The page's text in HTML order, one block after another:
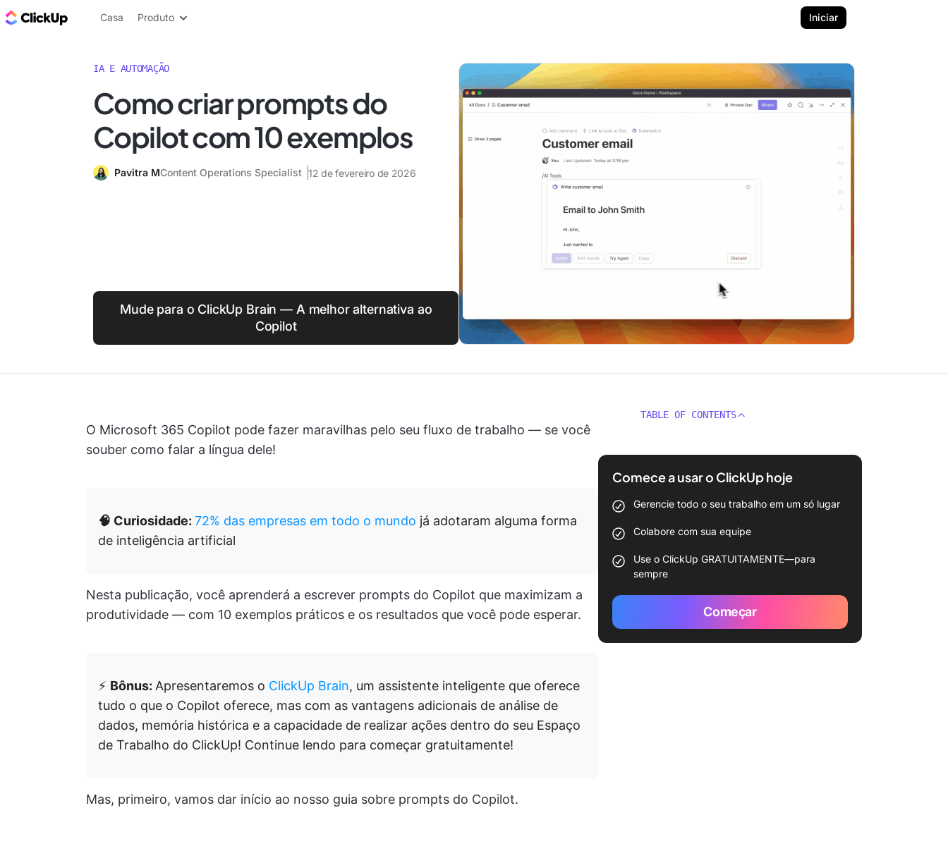
ClickUp Blogue
Casa Produto Iniciar
IA E AUTOMAÇÃO
Como criar prompts do
Copilot com 10 exemplos
Pavitra MContent Operations Specialist 12 de fevereiro de 2026
Mude para o ClickUp Brain — A melhor alternativa ao
Copilot
O Microsoft 365 Copilot pode fazer maravilhas pelo seu fluxo de trabalho — se você
souber como falar a língua dele!
🧠 Curiosidade: 72% das empresas em todo o mundo já adotaram alguma forma
de inteligência artificial
Nesta publicação, você aprenderá a escrever prompts do Copilot que maximizam a
produtividade — com 10 exemplos práticos e os resultados que você pode esperar.
⚡️ Bônus: Apresentaremos o ClickUp Brain, um assistente inteligente que oferece
tudo o que o Copilot oferece, mas com as vantagens adicionais de análise de
dados, memória histórica e a capacidade de realizar ações dentro do seu Espaço
de Trabalho do ClickUp! Continue lendo para começar gratuitamente!
Mas, primeiro, vamos dar início ao nosso guia sobre prompts do Copilot.
TABLE OF CONTENTS
Comece a usar o ClickUp hoje
Gerencie todo o seu trabalho em um só lugar
Colabore com sua equipe
Use o ClickUp GRATUITAMENTE—para
sempre
Começar